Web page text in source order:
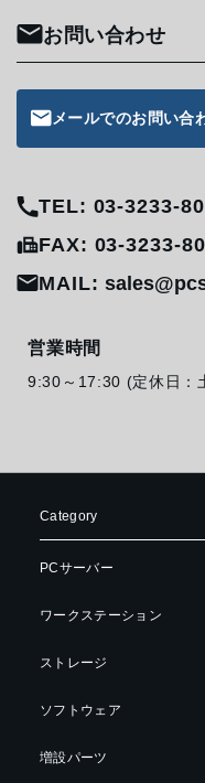
お問い合わせ
メールでのお問い合
TEL: 03-3233-
FAX: 03-3233-
MAIL:
営業時間
9:30～17:30 (定休日：
Category
PCサーバー
ワークステーション
ストレージ
ソフトウェア
増設パーツ